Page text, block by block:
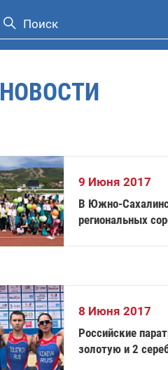
НОВОСТИ
9 Июня 2017
В Южно-
региональных
8 Июня 2017
Российские
золотую и 2